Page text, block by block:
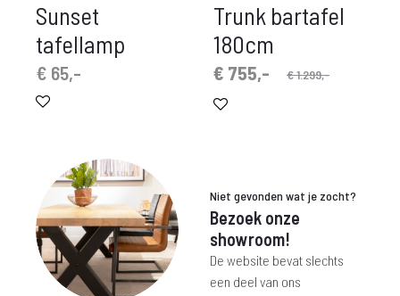
Sunset
tafellamp
€ 65,-
Trunk bartafel
180cm
€1.299,-
Oorspronkelijke
€ 755,-
Huidige
prijs
Niet gevonden wat je zocht?
Bezoek onze
showroom!
De website bevat slechts
een deel van ons